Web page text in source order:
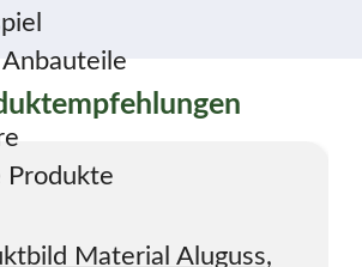
Produkte